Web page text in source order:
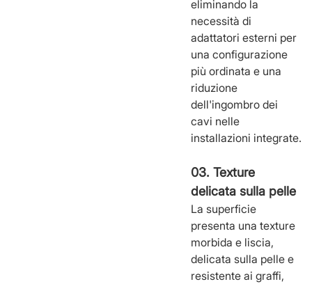
eliminando la
necessità di
adattatori esterni per
una configurazione
più ordinata e una
riduzione
dell'ingombro dei
cavi nelle
installazioni integrate.
03. Texture
delicata sulla pelle
La superficie
presenta una texture
morbida e liscia,
delicata sulla pelle e
resistente ai graffi,